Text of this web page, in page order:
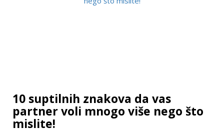
10 suptilnih znakova da vas
partner voli mnogo više nego što
mislite!